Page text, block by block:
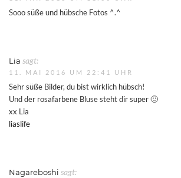
Sooo süße und hübsche Fotos ^.^
Lia sagt:
11. MAI 2016 UM 22:41 UHR
Sehr süße Bilder, du bist wirklich hübsch!
Und der rosafarbene Bluse steht dir super 🙂
xx Lia
liaslife
Nagareboshi sagt: